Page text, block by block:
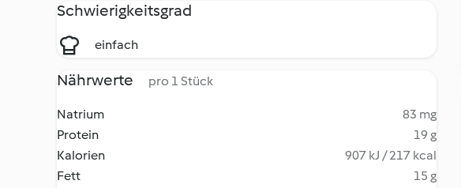
Schwierigkeitsgrad
einfach
Nährwerte pro 1 Stück
Natrium
83 mg
Protein
19 g
Kalorien
907 kJ / 217 kcal
Fett
15 g